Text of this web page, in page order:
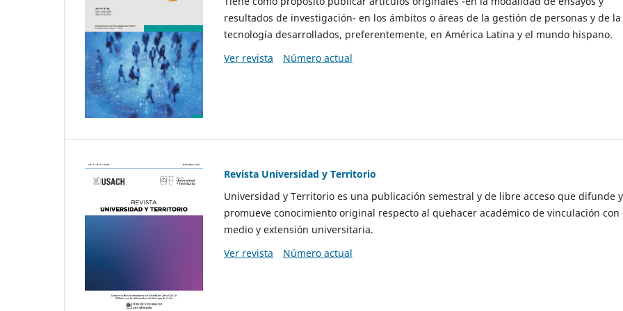
resultados de investigación- en los ámbitos o áreas de la gestión de personas y de la
tecnología desarrollados, preferentemente, en América Latina y el mundo hispano.
Ver revista
Número actual
Revista Universidad y Territorio
Universidad y Territorio es una publicación semestral y de libre acceso que difunde y
promueve conocimiento original respecto al quehacer académico de vinculación con
medio y extensión universitaria.
Ver revista
Número actual